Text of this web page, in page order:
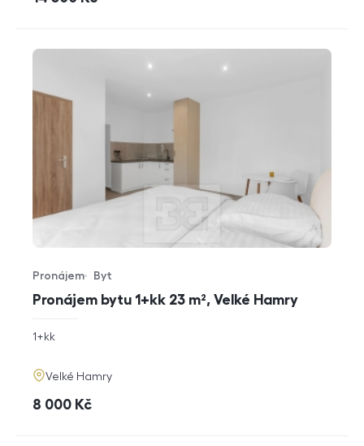
Pronájem bytu 1+kk 23 m², Velké Hamry
Typ nabídky
Pronájem
Typ nemovitosti
Byt
rozměry
1+kk
adresa
Velké Hamry
cena
8 000 Kč